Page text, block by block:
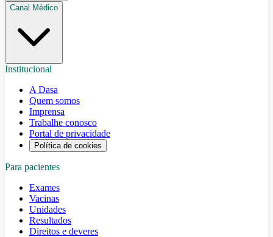
Canal Médico
Institucional
A Dasa
Quem somos
Imprensa
Trabalhe conosco
Portal de privacidade
Política de cookies
Para pacientes
Exames
Vacinas
Unidades
Resultados
Direitos e deveres